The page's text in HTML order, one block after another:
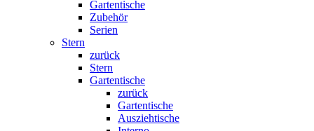
Gartentische
Zubehör
Serien
Stern
zurück
Stern
Gartentische
zurück
Gartentische
Ausziehtische